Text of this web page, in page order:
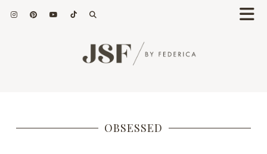
OBSESSED